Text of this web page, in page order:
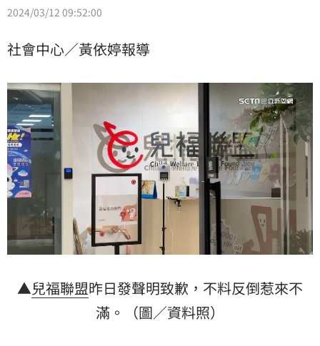
2024/03/12 09:52:00
社會中心／黃依婷報導
▲兒福聯盟昨日發聲明致歉，不料反倒惹來不
滿。（圖／資料照）